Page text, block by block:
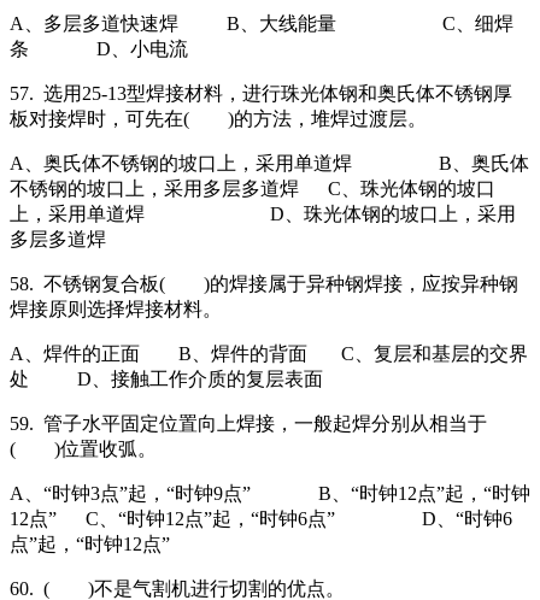
A、多层多道快速焊 B、大线能量 C、细焊
条 D、小电流
57. 选用25-13型焊接材料，进行珠光体钢和奥氏体不锈钢厚
板对接焊时，可先在( )的方法，堆焊过渡层。
A、奥氏体不锈钢的坡口上，采用单道焊 B、奥氏体
不锈钢的坡口上，采用多层多道焊 C、珠光体钢的坡口
上，采用单道焊 D、珠光体钢的坡口上，采用
多层多道焊
58. 不锈钢复合板( )的焊接属于异种钢焊接，应按异种钢
焊接原则选择焊接材料。
A、焊件的正面 B、焊件的背面 C、复层和基层的交界
处 D、接触工作介质的复层表面
59. 管子水平固定位置向上焊接，一般起焊分别从相当于
( )位置收弧。
A、“时钟3点”起，“时钟9点” B、“时钟12点”起，“时钟
12点” C、“时钟12点”起，“时钟6点” D、“时钟6
点”起，“时钟12点”
60. ( )不是气割机进行切割的优点。